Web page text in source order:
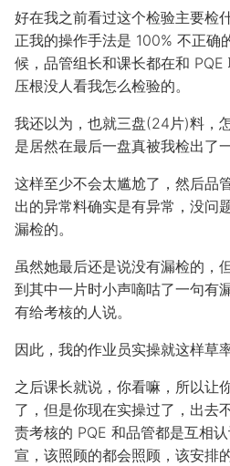
好在我之前看过这个检验主要检
正我的操作手法是 100% 不正确
候，品管组长和课长都在和 PQE
压根没人看我怎么检验的。
我还以为，也就三盘(24片)料，
是居然在最后一盘真被我检出了
这样至少不会太尴尬了，然后品
出的异常料确实是有异常，没问
漏检的。
虽然她最后还是说没有漏检的，
到其中一片时小声嘀咕了一句有
有给考核的人说。
因此，我的作业员实操就这样草
之后课长就说，你看嘛，所以让
了，但是你现在实操过了，出去
责考核的 PQE 和品管都是互相
宣，该照顾的都会照顾，该安排